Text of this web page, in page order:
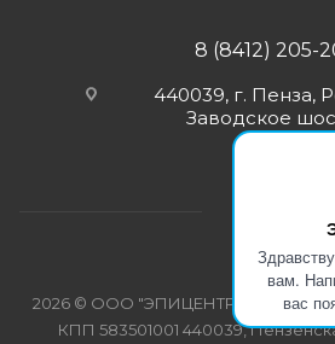
вам.
вас
8 (8412) 205-
440039, г. Пенза,
Заводское
2026 © ООО "ЭПИЦЕНТР-
КПП 583501001 440039,